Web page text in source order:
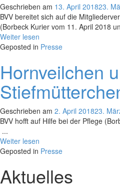
Geschrieben am 13. April 201823.
BVV bereitet sich auf die
(Borbeck Kurier vom 11. April 2018
Weiter lesen
Geposted in Presse
Hornveilchen
Geschrieben am 2. April 201823.
BVV hofft auf Hilfe bei der Pflege
...
Weiter lesen
Geposted in Presse
Aktuelles